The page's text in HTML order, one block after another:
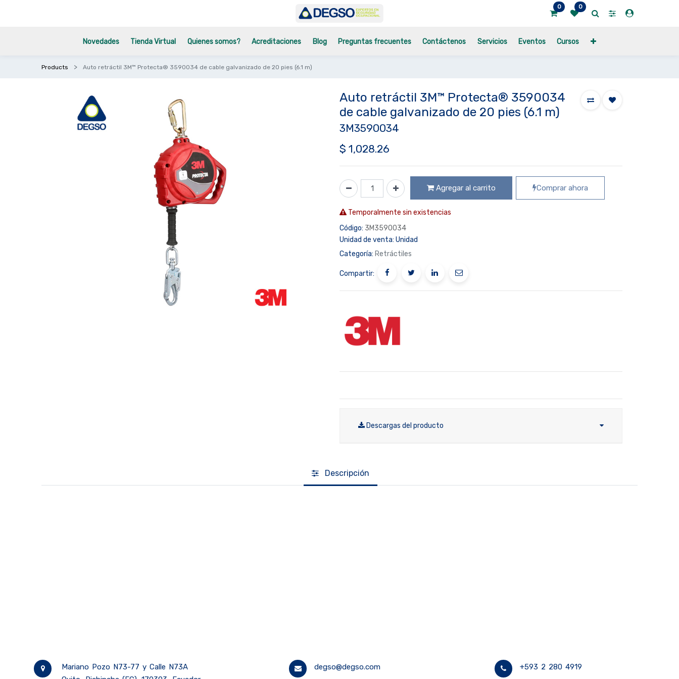
0 0
Novedades Tienda Virtual Quienes somos? Acreditaciones Blog Preguntas frecuentes Contáctenos Servicios Eventos Cursos
Products Auto retráctil 3M™ Protecta® 3590034 de cable galvanizado de 20 pies (6.1 m)
Auto retráctil 3M™ Protecta® 3590034
de cable galvanizado de 20 pies (6.1 m)
3M3590034
$ 1,028.26
Agregar al carrito Comprar ahora
Temporalmente sin existencias
Código: 3M3590034
Unidad de venta: Unidad
Categoría: Retráctiles
Compartir:
Descargas del producto
Descripción
Mariano Pozo N73-77 y Calle N73A
degso@degso.com +593 2 280 4919